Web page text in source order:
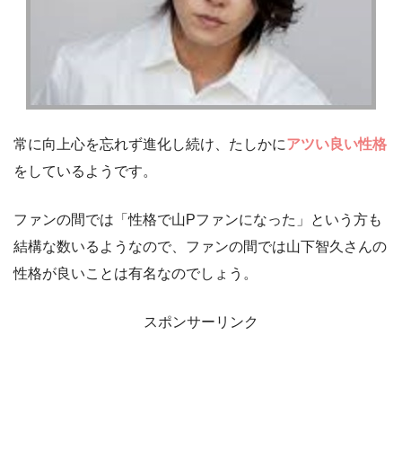
常に向上心を忘れず進化し続け、たしかにアツい良い性格
をしているようです。
ファンの間では「性格で山Pファンになった」という方も
結構な数いるようなので、ファンの間では山下智久さんの
性格が良いことは有名なのでしょう。
スポンサーリンク